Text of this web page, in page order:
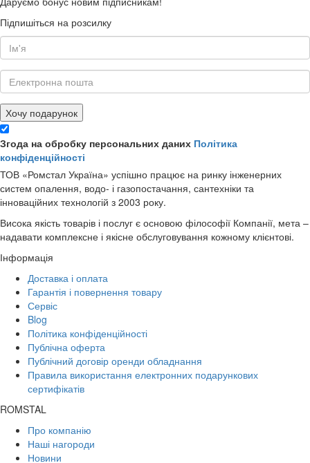
Підпишіться на розсилку
Хочу подарунок
Згода на обробку персональних даних Політика
конфіденційності
ТОВ «Ромстал Україна» успішно працює на ринку інженерних
систем опалення, водо- і газопостачання, сантехніки та
інноваційних технологій з 2003 року.
Висока якість товарів і послуг є основою філософії Компанії, мета –
надавати комплексне і якісне обслуговування кожному клієнтові.
Інформація
Доставка і оплата
Гарантія і повернення товару
Сервіс
Blog
Політика конфіденційності
Публічна оферта
Публічний договір оренди обладнання
Правила використання електронних подарункових
сертифікатів
ROMSTAL
Про компанію
Наші нагороди
Новини